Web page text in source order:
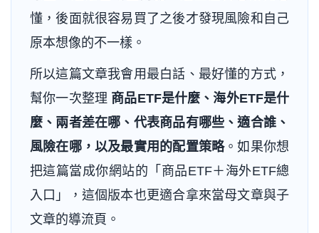
懂，後面就很容易買了之後才發現風險和自己
原本想像的不一樣。
所以這篇文章我會用最白話、最好懂的方式，
幫你一次整理 商品ETF是什麼、海外ETF是什
麼、兩者差在哪、代表商品有哪些、適合誰、
風險在哪，以及最實用的配置策略。如果你想
把這篇當成你網站的「商品ETF＋海外ETF總
入口」，這個版本也更適合拿來當母文章與子
文章的導流頁。